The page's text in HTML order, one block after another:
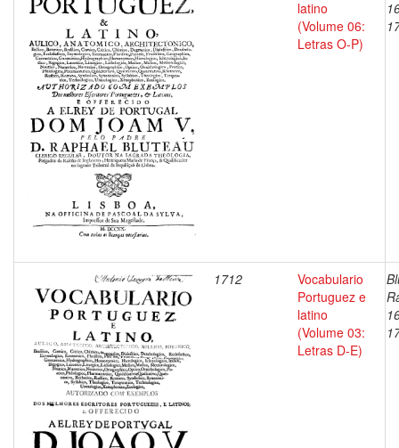
latino
(Volume 06:
Letras O-P)
1712
Vocabulario
Portuguez e
latino
(Volume 03:
Letras D-E)